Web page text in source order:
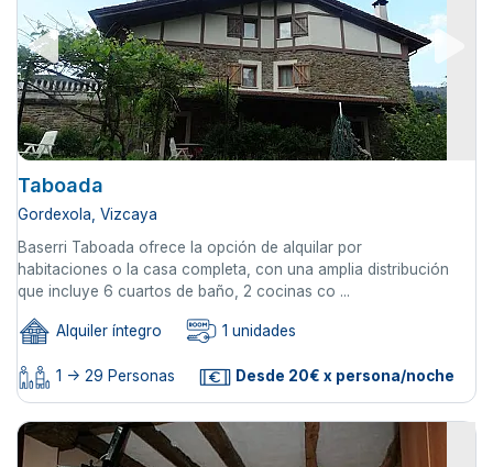
Taboada
Gordexola, Vizcaya
Baserri Taboada ofrece la opción de alquilar por
habitaciones o la casa completa, con una amplia distribución
que incluye 6 cuartos de baño, 2 cocinas co ...
Alquiler íntegro 1 unidades
1 -> 29 Personas Desde 20€ x persona/noche